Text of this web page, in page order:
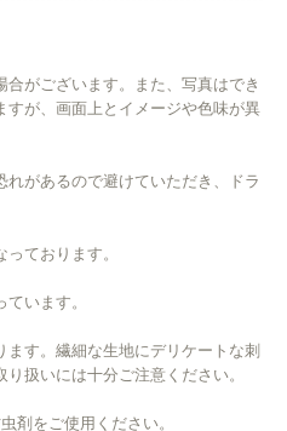
カートへ進む
がございます。また、写真はでき
すが、画面上とイメージや色味が異
があるので避けていただき、ドラ
ております。
います。
ます。繊細な生地にデリケートな刺
扱いには十分ご注意ください。
剤をご使用ください。